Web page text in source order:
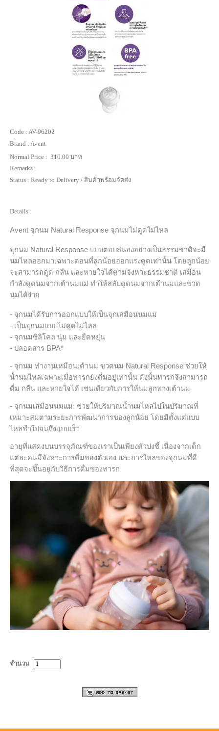
Code : AV-96202
Brand : Avent
Normal Price : 310.00 บาท
Remarks :
Status : Ready to Delivery / สินค้าพร้อมจัดส่ง
Details :
Avent จุกนม Natural Response จุกนมไม่ดูดไม่ไหล
จุกนม Natural Response แบบตอบสนองอย่างเป็นธรรมชาติจะมี
นมไหลออกมาเฉพาะตอนที่ลูกน้อยออกแรงดูดเท่านั้น โดยลูกน้อย
จะสามารถดูด กลืน และหายใจได้ตามจังหวะธรรมชาติ เสมือน
กำลังดูดนมจากเต้านมแม่ ทำให้สลับดูดนมจากเต้านมและขวด
นมได้ง่าย
- จุกนมได้รับการออกแบบให้เป็นจุกเสมือนนมแม่
- เป็นจุกนมแบบไม่ดูดไม่ไหล
- จุกนมซิลิโคล นุ่ม และยืดหยุ่น
- ปลอดสาร BPA*
- จุกนม ทำงานเหมือนเต้านม ขวดนม Natural Response ช่วยให้
น้ำนมไหลเฉพาะเมื่อทารกยังดื่มอยู่เท่านั้น ดังนั้นทารกจึงสามารถ
ดื่ม กลืน และหายใจได้ เช่นเดียวกับการให้นมลูกทางเต้านม
- จุกนมเสมือนนมแม่: ช่วยให้ปริมาณน้ำนมไหลไปในปริมาณที่
เหมาะสมตามระยะการพัฒนาการของลูกน้อย โดยมีตั้งแต่แบบ
ไหลช้าไปจนถึงแบบเร็ว
อายุที่แสดงบนบรรจุภัณฑ์ของเราเป็นเพียงตัวบ่งชี้ เนื่องจากเด็ก
แต่ละคนมีจังหวะการดื่มของตัวเอง และการไหลของจุกนมที่ดี
ที่สุดจะขึ้นอยู่กับวิธีการดื่มของทารก
จำนวน